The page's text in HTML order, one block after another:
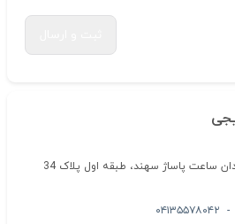
ساعت پاساژ سهند، طبقه اول پلاک 34
- ۰۴۱۳۵۵۷۸۰۴۲